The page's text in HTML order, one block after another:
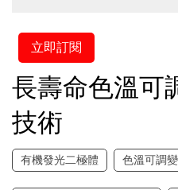
立即訂閱
長壽命色溫可
技術
有機發光二極體 色溫可調變